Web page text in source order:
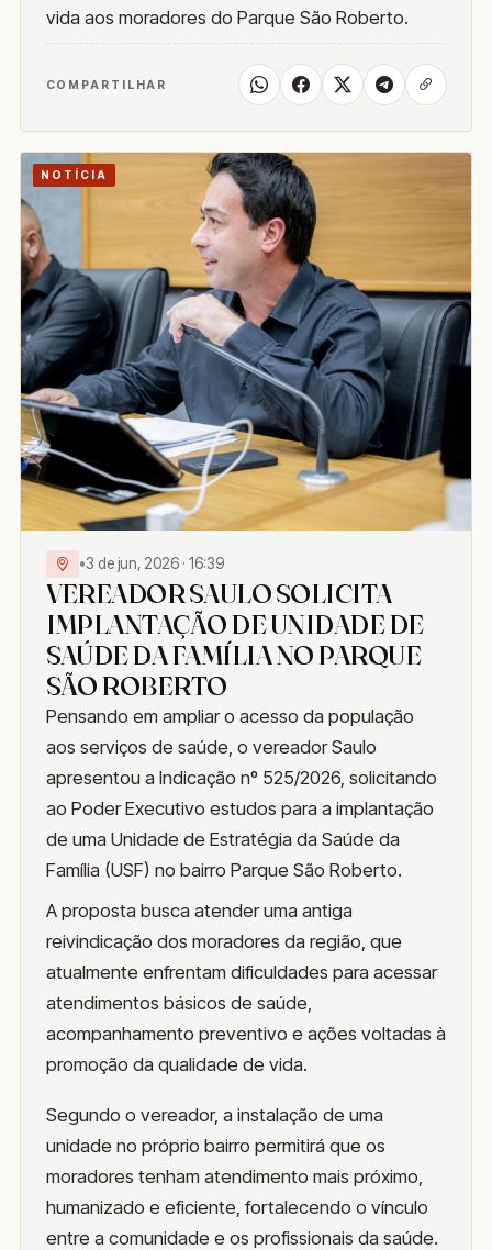
vida aos moradores do Parque São Roberto.
COMPARTILHAR
NOTÍCIA
•3 de jun, 2026 · 16:39
VEREADOR SAULO SOLICITA
IMPLANTAÇÃO DE UNIDADE DE
SAÚDE DA FAMÍLIA NO PARQUE
SÃO ROBERTO
Pensando em ampliar o acesso da população
aos serviços de saúde, o vereador Saulo
apresentou a Indicação nº 525/2026, solicitando
ao Poder Executivo estudos para a implantação
de uma Unidade de Estratégia da Saúde da
Família (USF) no bairro Parque São Roberto.
A proposta busca atender uma antiga
reivindicação dos moradores da região, que
atualmente enfrentam dificuldades para acessar
atendimentos básicos de saúde,
acompanhamento preventivo e ações voltadas à
promoção da qualidade de vida.
Segundo o vereador, a instalação de uma
unidade no próprio bairro permitirá que os
moradores tenham atendimento mais próximo,
humanizado e eficiente, fortalecendo o vínculo
entre a comunidade e os profissionais da saúde.